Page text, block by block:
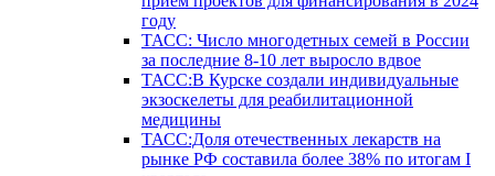
году
ТАСС: Число многодетных семей в России
за последние 8-10 лет выросло вдвое
ТАСС:В Курске создали индивидуальные
экзоскелеты для реабилитационной
медицины
ТАСС:Доля отечественных лекарств на
рынке РФ составила более 38% по итогам I